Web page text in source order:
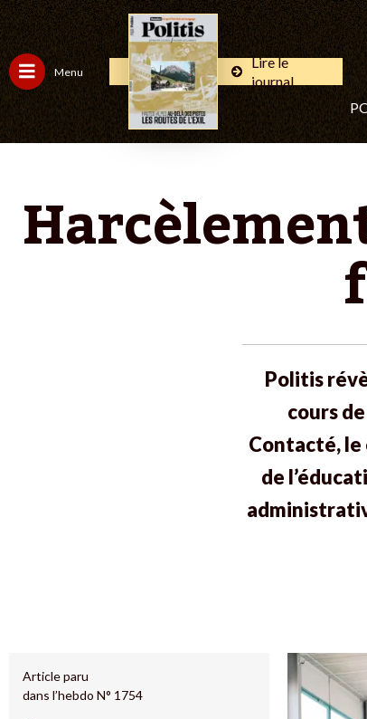
Menu
Lire le
journal
Politis
cours
Contacté, le
de
Article paru
dans l’hebdo N° 1754